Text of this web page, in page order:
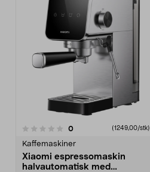
0anmeldelser(1249,00/stk)
Kaffemaskiner
Xiaomi espressomaskin
halvautomatisk med
4.5 av 5 stjerner